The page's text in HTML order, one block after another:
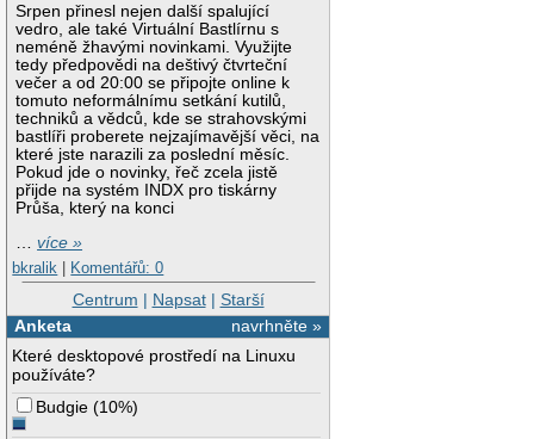
Srpen přinesl nejen další spalující
vedro, ale také Virtuální Bastlírnu s
neméně žhavými novinkami. Využijte
tedy předpovědi na deštivý čtvrteční
večer a od 20:00 se připojte online k
tomuto neformálnímu setkání kutilů,
techniků a vědců, kde se strahovskými
bastlíři proberete nejzajímavější věci, na
které jste narazili za poslední měsíc.
Pokud jde o novinky, řeč zcela jistě
přijde na systém INDX pro tiskárny
Průša, který na konci
…více »
bkralik
Komentářů: 0
Centrum | Napsat| Starší
navrhněte »
Anketa
Které desktopové prostředí na Linuxu
používáte?
Budgie (10%)